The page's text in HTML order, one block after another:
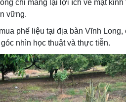
chỉ mang lại lợi ích về mặt
vững.
phế liệu tại địa bàn Vĩnh
nhìn học thuật và thực tiễn.